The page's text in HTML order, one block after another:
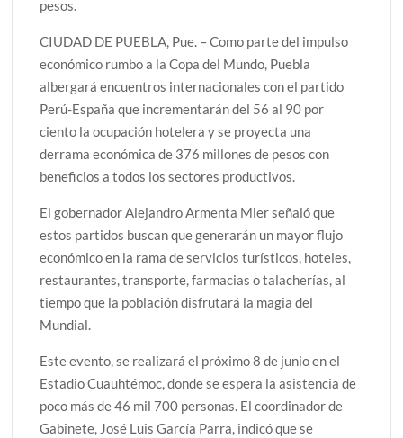
pesos.
CIUDAD DE PUEBLA, Pue. – Como parte del impulso
económico rumbo a la Copa del Mundo, Puebla
albergará encuentros internacionales con el partido
Perú-España que incrementarán del 56 al 90 por
ciento la ocupación hotelera y se proyecta una
derrama económica de 376 millones de pesos con
beneficios a todos los sectores productivos.
El gobernador Alejandro Armenta Mier señaló que
estos partidos buscan que generarán un mayor flujo
económico en la rama de servicios turísticos, hoteles,
restaurantes, transporte, farmacias o talacherías, al
tiempo que la población disfrutará la magia del
Mundial.
Este evento, se realizará el próximo 8 de junio en el
Estadio Cuauhtémoc, donde se espera la asistencia de
poco más de 46 mil 700 personas. El coordinador de
Gabinete, José Luis García Parra, indicó que se